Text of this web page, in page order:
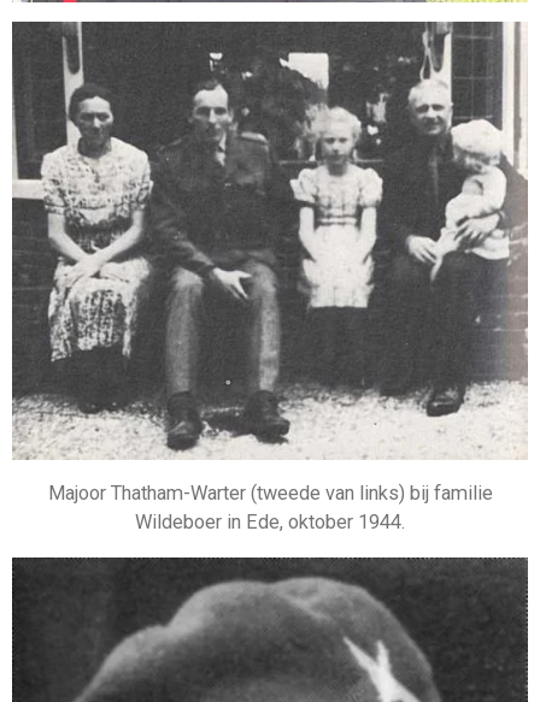
Majoor Thatham-Warter (tweede van links) bij familie
Wildeboer in Ede, oktober 1944.